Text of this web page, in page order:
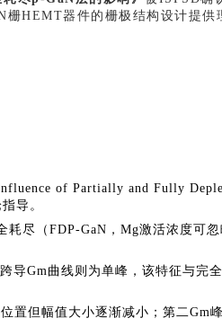
HEMT器件的栅极结构设计提供
of Partially and Fully
导。
尽（FDP-GaN，Mg激活浓度可
导Gm曲线则为单峰，该特征与完
置但幅值大小逐渐减小；第二Gm